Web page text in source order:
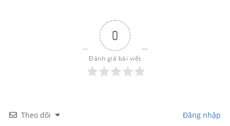
0
Đánh giá bài viết
Theo dõi Đăng nhập